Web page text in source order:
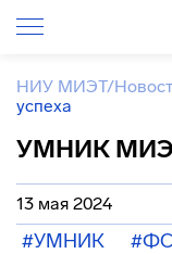
НИУ МИЭТ/
успеха
УМНИК
13 мая 2024
#УМНИК